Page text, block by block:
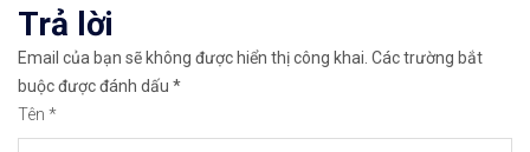
👉Xem hướng dẫn đầy đủ tại: https://
✅𝘔ở 𝘵à𝘪 𝘬𝘩𝘰ả𝘯 𝘵𝘳ê𝘯 𝘴à𝘯 𝘯ổ𝘪 𝘵𝘪ế𝘯𝘨 𝘐𝘊𝘔𝘢𝘳𝘬𝘦𝘵𝘴
Trả lời
Email của bạn sẽ không được hiển thị công khai. Các trường bắt
buộc được đánh dấu *
Tên *